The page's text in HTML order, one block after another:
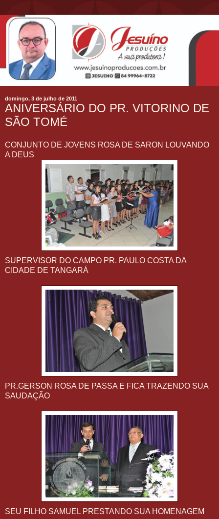
domingo, 3 de julho de 2011
ANIVERSÁRIO DO PR. VITORINO DE
SÃO TOMÉ
CONJUNTO DE JOVENS ROSA DE SARON LOUVANDO
A DEUS
SUPERVISOR DO CAMPO PR. PAULO COSTA DA
CIDADE DE TANGARÁ
PR.GERSON ROSA DE PASSA E FICA TRAZENDO SUA
SAUDAÇÃO
SEU FILHO SAMUEL PRESTANDO SUA HOMENAGEM